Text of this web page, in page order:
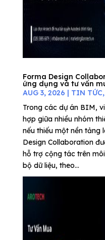
Forma Design
ứng dụng và tư vấn
AUG 3, 2026 | TIN TỨC,
Trong các dự án BIM,
hợp giữa nhiều nhóm
nếu thiếu một nền tảng
Design Collaboration
hỗ trợ cộng tác trên
bộ dữ liệu, theo...